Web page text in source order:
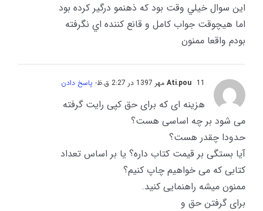
اين سوال خيلي وقت بود كه ذهنمو درگير كرده بود
اما هيچوقت جواب كامل و قانع كننده اي نگرفته
بودم واقعا ممنون
Ati.pou 11 مهر 1397 در 2:27 ق.ظ - پاسخ دادن
هزینه ای که برای حق کپی رایت گرفته
می شود بر چه اساسی هست؟
حدودا چقدر هست؟
آیا بستگی بر قیمت کتاب داره؟ یا بر اساس تعداد
کتابی که می خواهیم چاپ کنیم؟
ممنون میشه راهنمایی کنید.
برای گرفتن حق و